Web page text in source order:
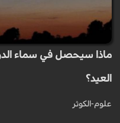
العيد؟
علوم-الكوثر